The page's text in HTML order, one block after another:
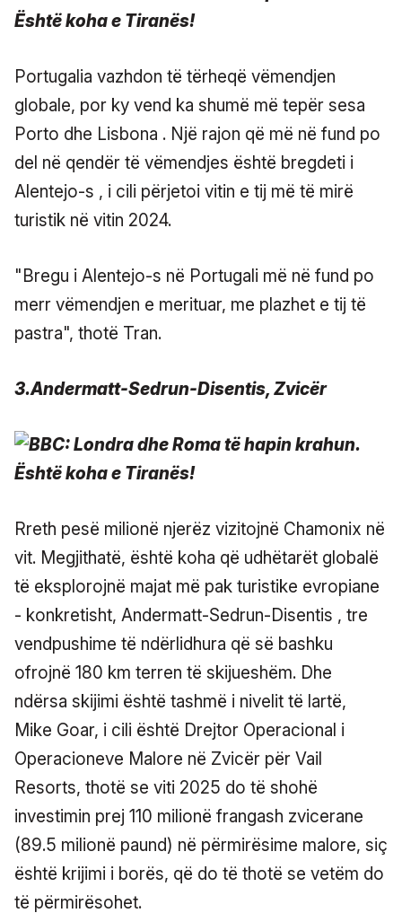
Portugalia vazhdon të tërheqë vëmendjen
globale, por ky vend ka shumë më tepër sesa
Porto dhe Lisbona . Një rajon që më në fund po
del në qendër të vëmendjes është bregdeti i
Alentejo-s , i cili përjetoi vitin e tij më të mirë
turistik në vitin 2024.
"Bregu i Alentejo-s në Portugali më në fund po
merr vëmendjen e merituar, me plazhet e tij të
pastra", thotë Tran.
3.Andermatt-Sedrun-Disentis, Zvicër
Rreth pesë milionë njerëz vizitojnë Chamonix në
vit. Megjithatë, është koha që udhëtarët globalë
të eksplorojnë majat më pak turistike evropiane
- konkretisht, Andermatt-Sedrun-Disentis , tre
vendpushime të ndërlidhura që së bashku
ofrojnë 180 km terren të skijueshëm. Dhe
ndërsa skijimi është tashmë i nivelit të lartë,
Mike Goar, i cili është Drejtor Operacional i
Operacioneve Malore në Zvicër për Vail
Resorts, thotë se viti 2025 do të shohë
investimin prej 110 milionë frangash zvicerane
(89.5 milionë paund) në përmirësime malore, siç
është krijimi i borës, që do të thotë se vetëm do
të përmirësohet.